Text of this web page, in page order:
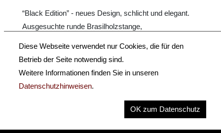
“Black Edition” - neues Design, schlicht und elegant.
Ausgesuchte runde Brasilholzstange,
Diese Webseite verwendet nur Cookies, die für den
Betrieb der Seite notwendig sind.
Weitere Informationen finden Sie in unseren
Datenschutzhinweisen.
OK zum Datenschutz